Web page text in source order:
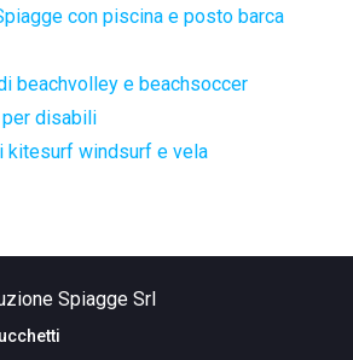
con piscina e posto barca
beachvolley e beachsoccer
disabili
kitesurf windsurf e vela
Spiagge Srl